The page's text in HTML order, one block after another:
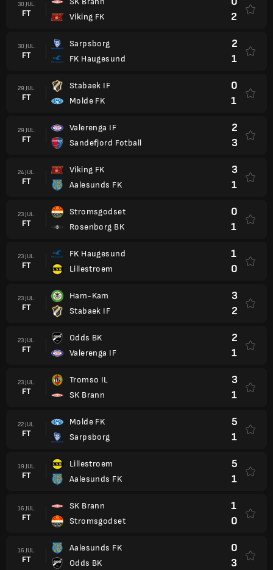
30 JUL.
FT
Viking FK
2
30 JUL.
FT
Sarpsborg
FK Haugesund
2
1
29 JUL.
FT
Stabaek IF
Molde FK
0
1
29 JUL.
FT
Valerenga IF
Sandefjord Fotball
2
3
24 JUL.
FT
Viking FK
Aalesunds FK
3
1
23 JUL.
FT
Stromsgodset
Rosenborg BK
0
1
23 JUL.
FT
FK Haugesund
Lillestroem
1
0
23 JUL.
FT
Ham-Kam
Stabaek IF
3
2
23 JUL.
FT
Odds BK
Valerenga IF
2
1
23 JUL.
FT
Tromso IL
SK Brann
3
1
22 JUL.
FT
Molde FK
Sarpsborg
5
1
19 JUL.
FT
Lillestroem
Aalesunds FK
5
1
16 JUL.
FT
SK Brann
Stromsgodset
1
0
16 JUL.
FT
Aalesunds FK
Odds BK
0
3